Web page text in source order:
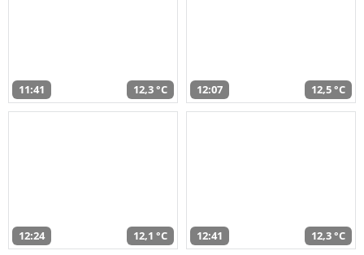
11:41 12,3 °C 12:07 12,5 °C
12:24 12,1 °C 12:41 12,3 °C